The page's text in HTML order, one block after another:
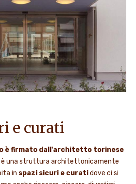
e curati
è firmato dall'architetto torinese
è una struttura architettonicamente
in spazi sicuri e curatidove ci si